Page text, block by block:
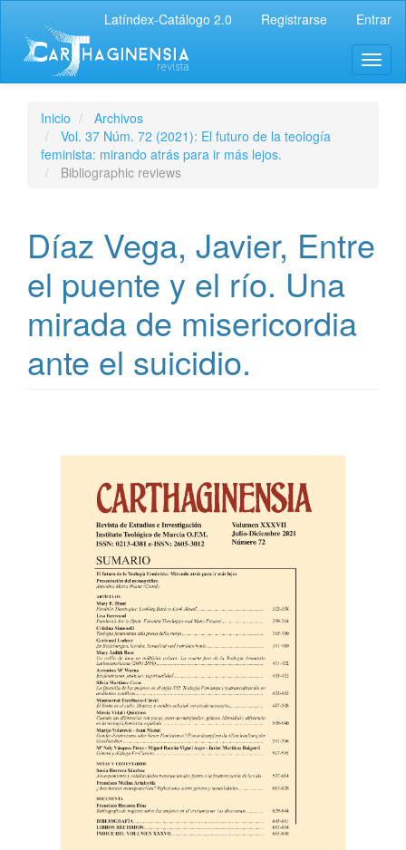
Latíndex-Catálogo 2.0 Registrarse Entrar
Inicio
Archivos
Vol. 37 Núm. 72 (2021): El futuro de la teología
feminista: mirando atrás para ir más lejos.
Bibliographic reviews
Díaz Vega, Javier, Entre
el puente y el río. Una
mirada de misericordia
ante el suicidio.